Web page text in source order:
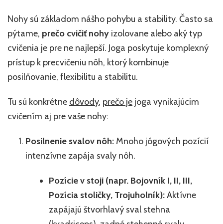
Nohy sú základom nášho pohybu a stability. Často sa
pýtame, prečo cvičiť nohy izolovane alebo aký typ
cvičenia je pre ne najlepší. Joga poskytuje komplexný
prístup k precvičeniu nôh, ktorý kombinuje
posilňovanie, flexibilitu a stabilitu.
Tu sú konkrétne dôvody, prečo je joga vynikajúcim
cvičením aj pre vaše nohy:
Posilnenie svalov nôh: Mnoho jógových pozícií
intenzívne zapája svaly nôh.
Pozície v stoji (napr. Bojovník I, II, III,
Pozícia stoličky, Trojuholník):Aktívne
zapájajú štvorhlavý sval stehna